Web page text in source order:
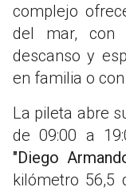
complejo
del mar, con
descanso y
en familia o
La pileta abre
de 09:00 a
"Diego
kilómetro 56,5